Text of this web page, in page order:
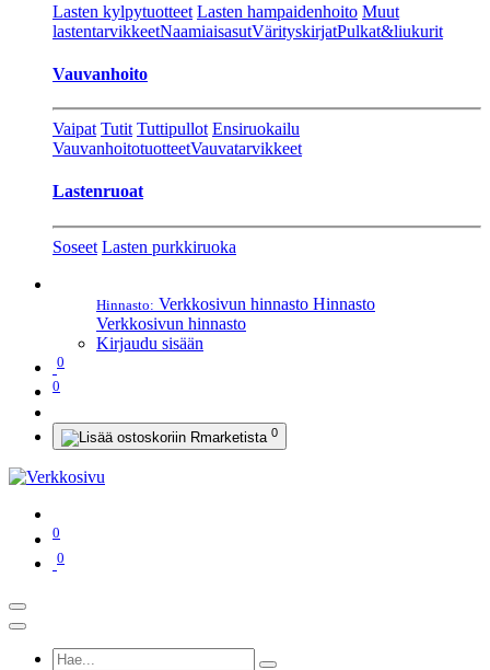
Lasten kylpytuotteet Lasten hampaidenhoito Muut
lastentarvikkeetNaamiaisasutVärityskirjatPulkat&liukurit
Vauvanhoito
Vaipat Tutit Tuttipullot Ensiruokailu
VauvanhoitotuotteetVauvatarvikkeet
Lastenruoat
Soseet Lasten purkkiruoka
Hinnasto: Verkkosivun hinnasto Hinnasto
Verkkosivun hinnasto
Kirjaudu sisään
0
0
0
0
0